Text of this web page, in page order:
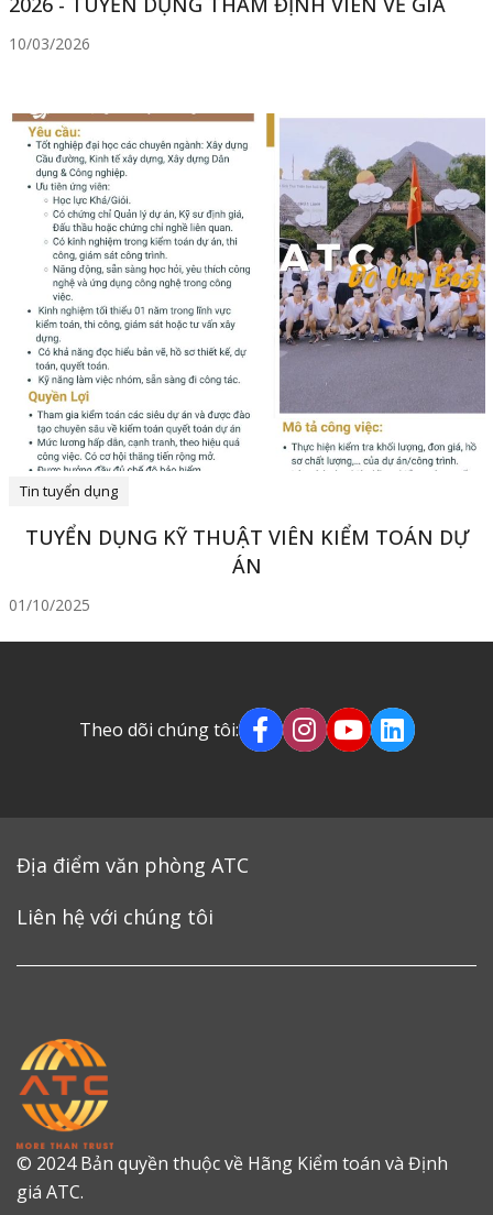
10/03/2026
Tin tuyển dụng
TUYỂN DỤNG KỸ THUẬT VIÊN KIỂM TOÁN DỰ
ÁN
01/10/2025
Theo dõi chúng tôi:
Địa điểm văn phòng ATC
Liên hệ với chúng tôi
© 2024 Bản quyền thuộc về Hãng Kiểm toán và Định
giá ATC.